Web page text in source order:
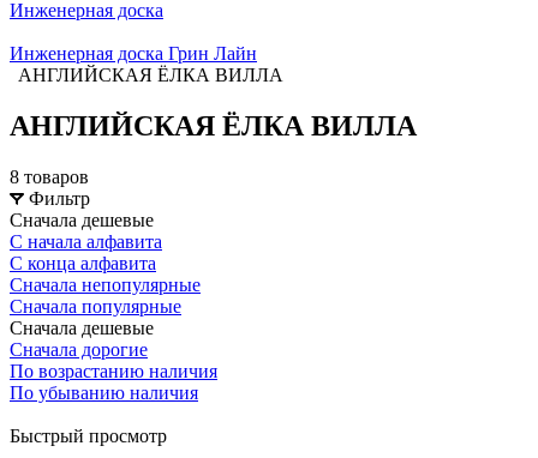
Инженерная доска
Инженерная доска Грин Лайн
АНГЛИЙСКАЯ ЁЛКА ВИЛЛА
АНГЛИЙСКАЯ ЁЛКА ВИЛЛА
8 товаров
Фильтр
Сначала дешевые
С начала алфавита
С конца алфавита
Сначала непопулярные
Сначала популярные
Сначала дешевые
Сначала дорогие
По возрастанию наличия
По убыванию наличия
Быстрый просмотр